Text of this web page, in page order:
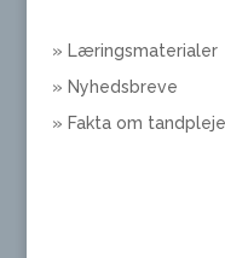
» Læringsmaterialer
» Nyhedsbreve
» Fakta om